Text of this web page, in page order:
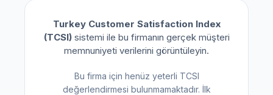
Turkey Customer Satisfaction Index
(TCSI)sistemi ile bu firmanın gerçek müşteri
memnuniyeti verilerini görüntüleyin.
Bu firma için henüz yeterli TCSI
değerlendirmesi bulunmamaktadır. İlk